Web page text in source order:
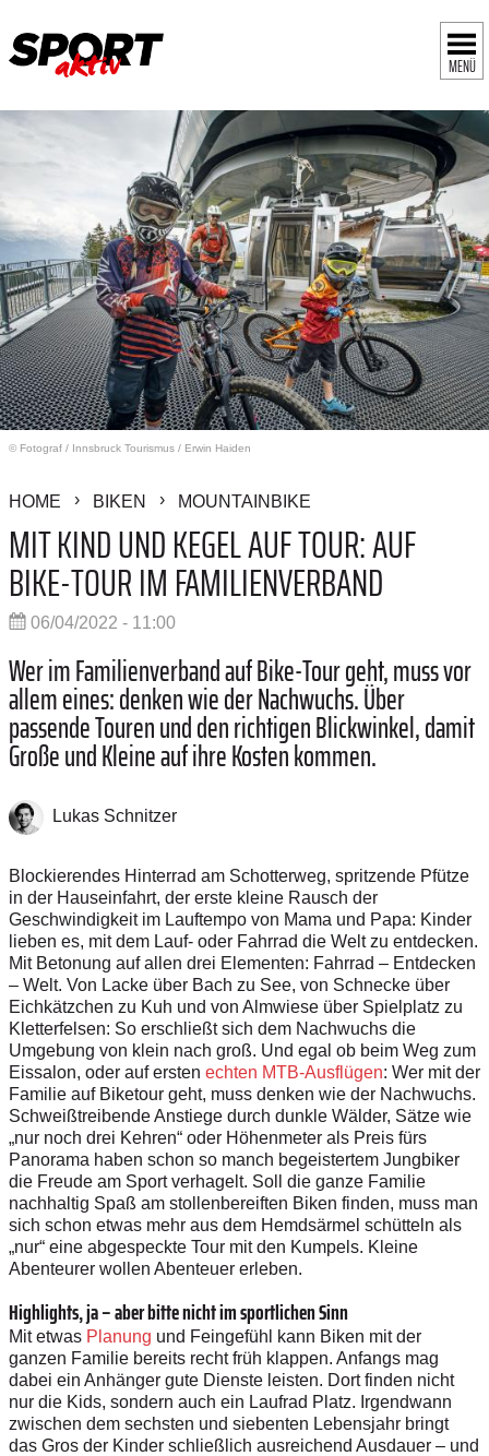
MENÜ
© Fotograf / Innsbruck Tourismus / Erwin Haiden
HOME BIKEN MOUNTAINBIKE
MIT KIND UND KEGEL AUF TOUR: AUF
BIKE-TOUR IM FAMILIENVERBAND
06/04/2022 - 11:00
Wer im Familienverband auf Bike-Tour geht, muss vor
allem eines: denken wie der Nachwuchs. Über
passende Touren und den richtigen Blickwinkel, damit
Große und Kleine auf ihre Kosten kommen.
Lukas Schnitzer
Blockierendes Hinterrad am Schotterweg, spritzende Pfütze
in der Hauseinfahrt, der erste kleine Rausch der
Geschwindigkeit im Lauftempo von Mama und Papa: Kinder
lieben es, mit dem Lauf- oder Fahrrad die Welt zu entdecken.
Mit Betonung auf allen drei Elementen: Fahrrad – Entdecken
– Welt. Von Lacke über Bach zu See, von Schnecke über
Eichkätzchen zu Kuh und von Almwiese über Spielplatz zu
Kletterfelsen: So erschließt sich dem Nachwuchs die
Umgebung von klein nach groß. Und egal ob beim Weg zum
Eissalon, oder auf ersten echten MTB-Ausflügen: Wer mit der
Familie auf Biketour geht, muss denken wie der Nachwuchs.
Schweißtreibende Anstiege durch dunkle Wälder, Sätze wie
„nur noch drei Kehren“ oder Höhenmeter als Preis fürs
Panorama haben schon so manch begeistertem Jungbiker
die Freude am Sport verhagelt. Soll die ganze Familie
nachhaltig Spaß am stollenbereiften Biken finden, muss man
sich schon etwas mehr aus dem Hemdsärmel schütteln als
„nur“ eine abgespeckte Tour mit den Kumpels. Kleine
Abenteurer wollen Abenteuer erleben.
Highlights, ja – aber bitte nicht im sportlichen Sinn
Mit etwas Planung und Feingefühl kann Biken mit der
ganzen Familie bereits recht früh klappen. Anfangs mag
dabei ein Anhänger gute Dienste leisten. Dort finden nicht
nur die Kids, sondern auch ein Laufrad Platz. Irgendwann
zwischen dem sechsten und siebenten Lebensjahr bringt
das Gros der Kinder schließlich ausreichend Ausdauer – und